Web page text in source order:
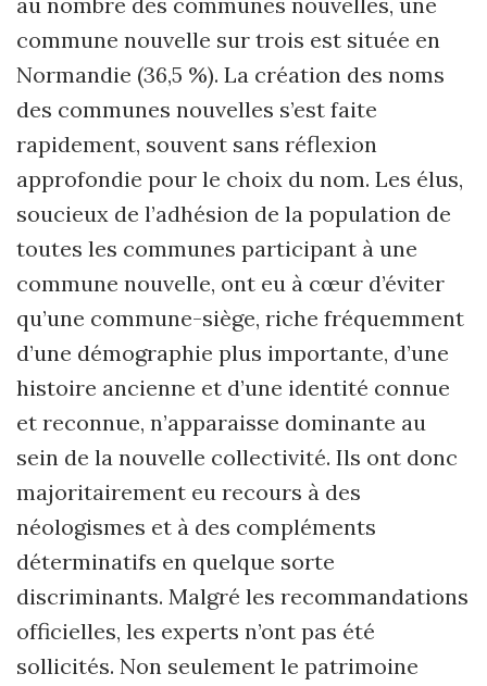
commune nouvelle sur trois est située en
Normandie (36,5 %). La création des noms
des communes nouvelles s’est faite
rapidement, souvent sans réflexion
approfondie pour le choix du nom. Les élus,
soucieux de l’adhésion de la population de
toutes les communes participant à une
commune nouvelle, ont eu à cœur d’éviter
qu’une commune-siège, riche fréquemment
d’une démographie plus importante, d’une
histoire ancienne et d’une identité connue
et reconnue, n’apparaisse dominante au
sein de la nouvelle collectivité. Ils ont donc
majoritairement eu recours à des
néologismes et à des compléments
déterminatifs en quelque sorte
discriminants. Malgré les recommandations
officielles, les experts n’ont pas été
sollicités. Non seulement le patrimoine